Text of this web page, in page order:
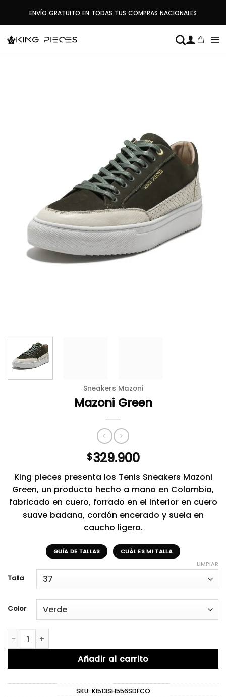
ENVÍO GRATUITO EN TODAS TUS COMPRAS NACIONALES
Sneakers Mazoni
Mazoni Green
$329.900
King pieces presenta los Tenis Sneakers Mazoni
Green, un producto hecho a mano en Colombia,
fabricado en cuero, forrado en el interior en cuero
suave badana, cordón encerado y suela en
caucho ligero.
GUÍA DE TALLAS CUÁL ES MI TALLA
Talla
Color
LIMPIAR
Mazoni Green cantidad
Añadir al carrito
SKU: KI513SH556SDFCO